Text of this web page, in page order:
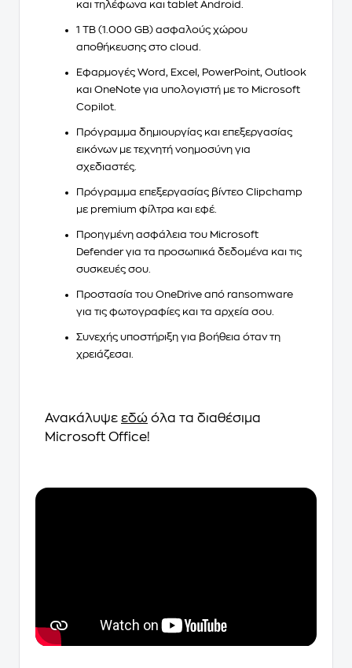
και τηλέφωνα και tablet Android.
1 TB (1.000 GB) ασφαλούς χώρου
αποθήκευσης στο cloud.
Εφαρμογές Word, Excel, PowerPoint, Outlook
και OneNote για υπολογιστή με το Microsoft
Copilot
Πρόγραμμα δημιουργίας και επεξεργασίας
εικόνων με τεχνητή νοημοσύνη για
σχεδιαστές.
Πρόγραμμα επεξεργασίας βίντεο Clipchamp
με premium φίλτρα και εφέ.
Προηγμένη ασφάλεια του Microsoft
Defender για τα προσωπικά δεδομένα και τις
συσκευές σου.
Προστασία του OneDrive από ransomware
για τις φωτογραφίες και τα αρχεία σου.
Συνεχής υποστήριξη για βοήθεια όταν τη
χρειάζεσαι.
Ανακάλυψε εδώ όλα τα διαθέσιμα
Microsoft Office!